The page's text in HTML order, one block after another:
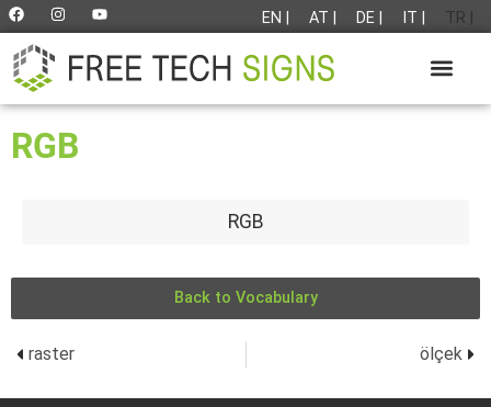
EN | AT | DE | IT | TR |
RGB
RGB
Back to Vocabulary
raster ölçek